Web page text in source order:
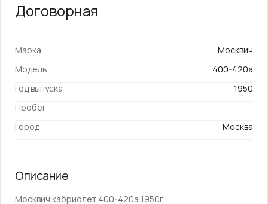
Договорная
Марка
Москвич
Модель
400-420а
Год выпуска
1950
Пробег
Город
Москва
Описание
Москвич кабриолет 400-420а 1950г